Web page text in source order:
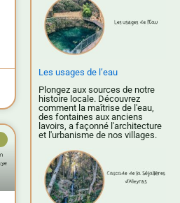
Les usages de l’eau
Plongez aux sources de notre
histoire locale. Découvrez
comment la maîtrise de l'eau,
des fontaines aux anciens
lavoirs, a façonné l'architecture
et l'urbanisme de nos villages.